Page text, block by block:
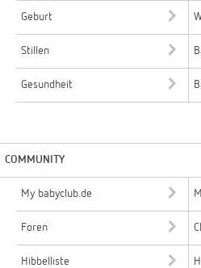
Geburt
Stillen
Gesundheit
COMMUNITY
My babyclub.de
Foren
Hibbelliste